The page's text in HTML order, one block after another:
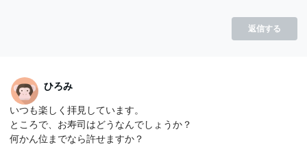
返信する
ひろみ
いつも楽しく拝見しています。
ところで、お寿司はどうなんでしょうか？
何かん位までなら許せますか？